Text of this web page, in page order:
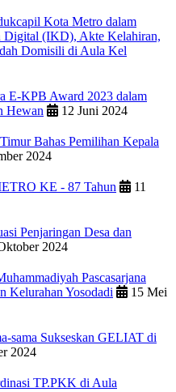
Kota Metro dalam
Digital (IKD), Akte Kelahiran,
Domisili di Aula Kel
E-KPB Award 2023 dalam
Hewan
12 Juni 2024
Bahas Pemilihan Kepala
2024
KE - 87 Tahun
11
Penjaringan Desa dan
2024
Pascasarjana
Kelurahan Yosodadi
15 Mei
sama Sukseskan GELIAT di
2024
TP.PKK di Aula